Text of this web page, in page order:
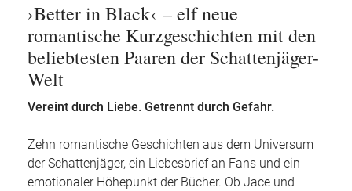
›Better in Black‹ – elf neue
romantische Kurzgeschichten mit den
beliebtesten Paaren der Schattenjäger-
Welt
Vereint durch Liebe. Getrennt durch Gefahr.
Zehn romantische Geschichten aus dem Universum
der Schattenjäger, ein Liebesbrief an Fans und ein
emotionaler Höhepunkt der Bücher. Ob Jace und